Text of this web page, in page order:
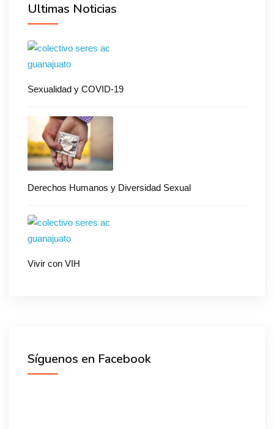
Ultimas Noticias
Sexualidad y COVID-19
Derechos Humanos y Diversidad Sexual
Vivir con VIH
Síguenos en Facebook